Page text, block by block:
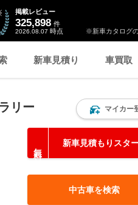
※新車カタログ
掲載レビュー
325,898 件
2026.08.07 時点
新車見積り 車買取
リー マイカー
新車見積もりスタ
中古車を検索